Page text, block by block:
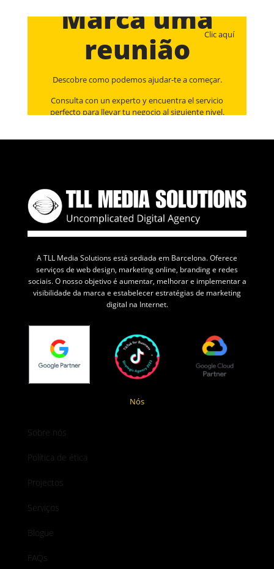
Clic aquí
Marca uma
reunião
Descobre como podemos ajudar-te a começar.
Consulta con un experto y encuentra el servicio
perfecto para llevar tu negocio al siguiente nivel.
A TLL Media Solutions está sediada em Barcelona. Oferece
serviços de web design, marketing online, branding e redes
sociais. O nosso objetivo é aumentar, melhorar e implementar a
visibilidade da marca e estabelecer estratégias de marketing
digital na Internet.
Nós
Sobre nós
Política de ética
Projectos
Serviços
Blogue
FAQs